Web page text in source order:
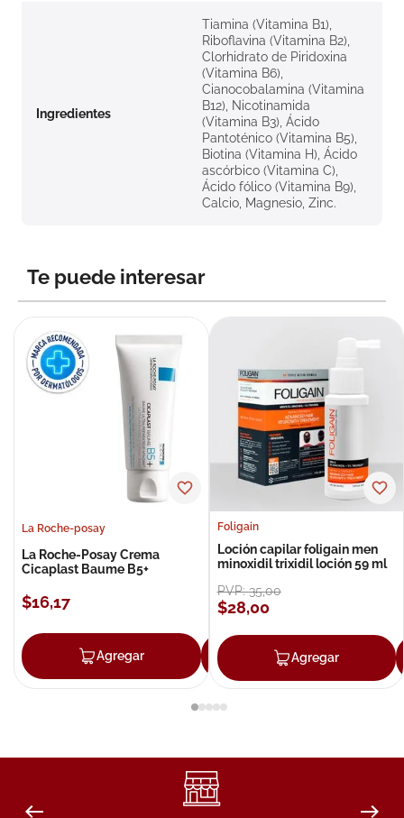
Ingredientes
Tiamina (Vitamina B1),
Riboflavina (Vitamina B2),
Clorhidrato de Piridoxina
(Vitamina B6),
Cianocobalamina (Vitamina
B12), Nicotinamida
(Vitamina B3), Ácido
Pantoténico (Vitamina B5),
Biotina (Vitamina H), Ácido
ascórbico (Vitamina C),
Ácido fólico (Vitamina B9),
Calcio, Magnesio, Zinc.
Te puede interesar
La Roche-posay
La Roche-Posay Crema
Cicaplast Baume B5+
$16,17
Agregar Agregar
Foligain
Loción capilar foligain men
minoxidil trixidil loción 59 ml
PVP:35,00
$28,00
Agregar